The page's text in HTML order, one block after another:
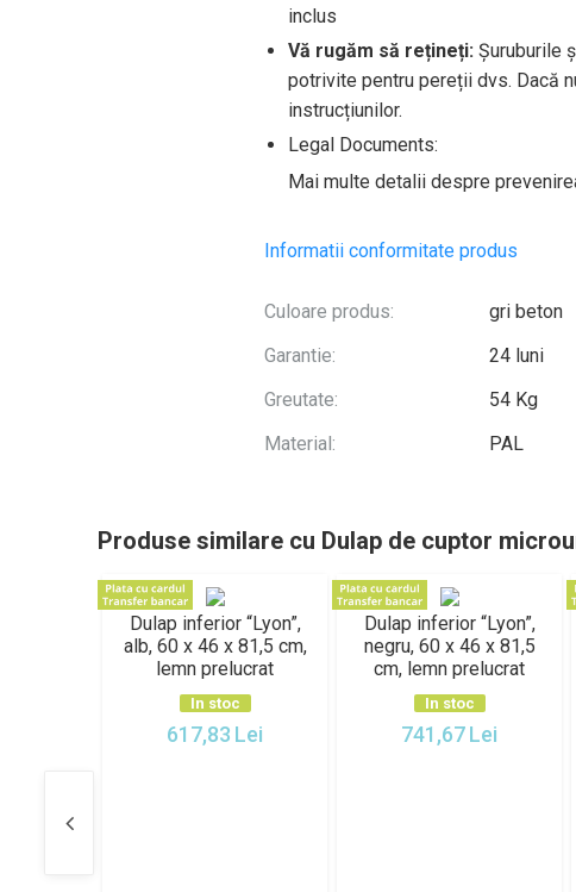
inclus
Vă rugăm să rețineți: Șuruburile
potrivite pentru pereții dvs. Dacă
instrucțiunilor.
Legal Documents:
Mai multe detalii despre
Informatii conformitate produs
Culoare produs:
gri beton
Garantie:
24 luni
Greutate:
54 Kg
Material:
PAL
Produse similare cu Dulap de cuptor
Dulap inferior “Lyon”,
alb, 60 x 46 x 81,5 cm,
lemn prelucrat
In stoc
617,83 Lei
Dulap inferior “Lyon”,
negru, 60 x 46 x 81,5
cm, lemn prelucrat
In stoc
741,67Lei